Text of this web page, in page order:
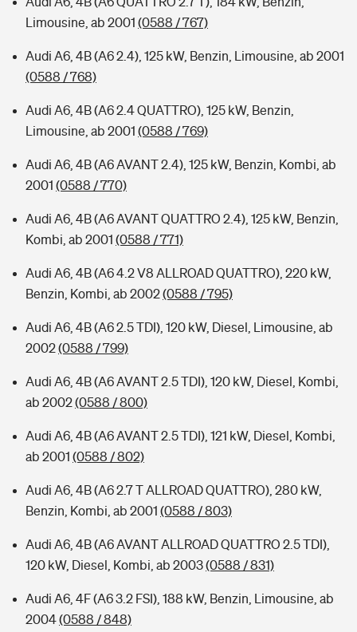
Limousine, ab 2001 (0588 / 767)
Audi A6, 4B (A6 2.4), 125 kW, Benzin, Limousine, ab 2001
(0588 / 768)
Audi A6, 4B (A6 2.4 QUATTRO), 125 kW, Benzin,
Limousine, ab 2001 (0588 / 769)
Audi A6, 4B (A6 AVANT 2.4), 125 kW, Benzin, Kombi, ab
2001 (0588 / 770)
Audi A6, 4B (A6 AVANT QUATTRO 2.4), 125 kW, Benzin,
Kombi, ab 2001 (0588 / 771)
Audi A6, 4B (A6 4.2 V8 ALLROAD QUATTRO), 220 kW,
Benzin, Kombi, ab 2002(0588 / 795)
Audi A6, 4B (A6 2.5 TDI), 120 kW, Diesel, Limousine, ab
2002(0588 / 799)
Audi A6, 4B (A6 AVANT 2.5 TDI), 120 kW, Diesel, Kombi,
ab 2002(0588 / 800)
Audi A6, 4B (A6 AVANT 2.5 TDI), 121 kW, Diesel, Kombi,
ab 2001 (0588 / 802)
Audi A6, 4B (A6 2.7 T ALLROAD QUATTRO), 280 kW,
Benzin, Kombi, ab 2001 (0588 / 803)
Audi A6, 4B (A6 AVANT ALLROAD QUATTRO 2.5 TDI),
120 kW, Diesel, Kombi, ab 2003(0588 / 831)
Audi A6, 4F (A6 3.2 FSI), 188 kW, Benzin, Limousine, ab
2004(0588 / 848)